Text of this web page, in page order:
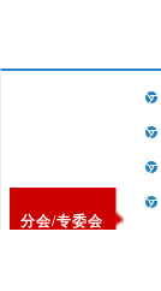
分会/专委会